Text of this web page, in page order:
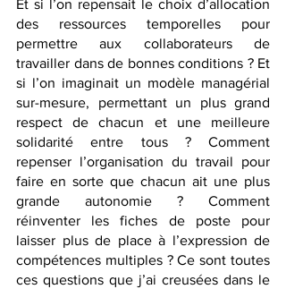
Et si l’on repensait le choix d’allocation
des ressources temporelles pour
permettre aux collaborateurs de
travailler dans de bonnes conditions ? Et
si l’on imaginait un modèle managérial
sur-mesure, permettant un plus grand
respect de chacun et une meilleure
solidarité entre tous ? Comment
repenser l’organisation du travail pour
faire en sorte que chacun ait une plus
grande autonomie ? Comment
réinventer les fiches de poste pour
laisser plus de place à l’expression de
compétences multiples ? Ce sont toutes
ces questions que j’ai creusées dans le